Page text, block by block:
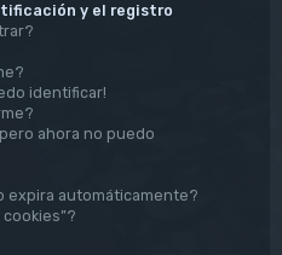
y el registro
identificar!
ahora no puedo
expira automáticamente?